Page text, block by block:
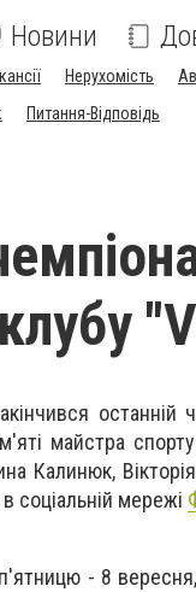
Новини
Нерухомість
Питання-Відповідь
майстра
Калинюк,
в соціальній мережі
- 8